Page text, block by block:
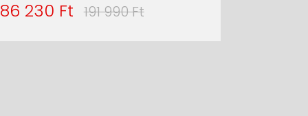
230 Ft 191 990 Ft